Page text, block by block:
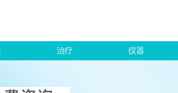
治疗 仪器